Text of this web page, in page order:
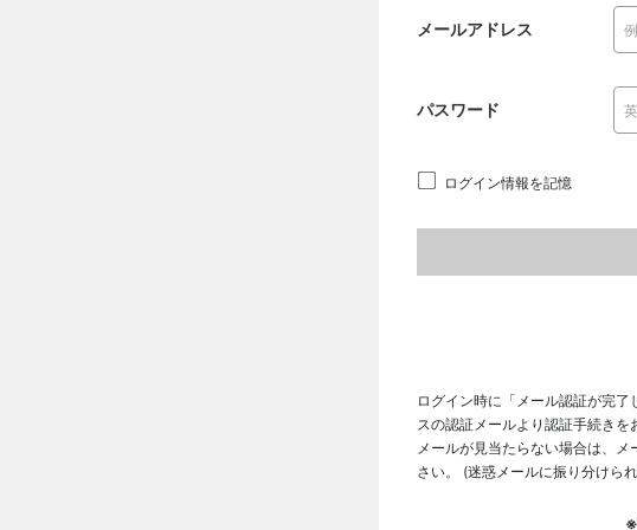
メールアドレス
パスワード
ログイン情報を記憶
ログイン時に「メール認証が完
スの認証メールより認証手続きを
メールが見当たらない場合は、
さい。 (迷惑メールに振り分けら